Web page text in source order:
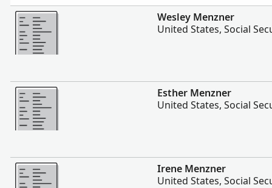
Flere
Wesley Menzner
United States, Social
Flere
Esther Menzner
United States, Social
Flere
Irene Menzner
United States, Social